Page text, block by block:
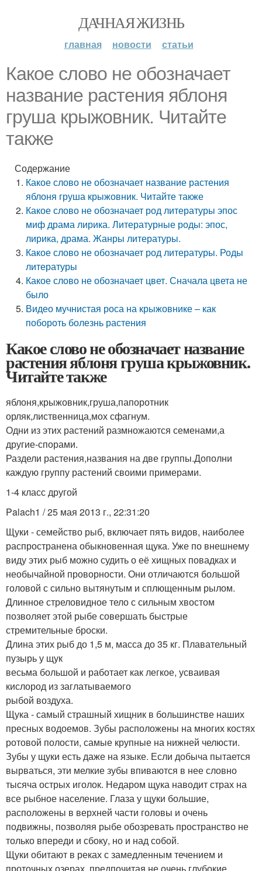
ДАЧНАЯ ЖИЗНЬ
главная новости статьи
Какое слово не обозначает
название растения яблоня
груша крыжовник. Читайте
также
Содержание
Какое слово не обозначает название растения
яблоня груша крыжовник. Читайте также
Какое слово не обозначает род литературы эпос
миф драма лирика. Литературные роды: эпос,
лирика, драма. Жанры литературы.
Какое слово не обозначает род литературы. Роды
литературы
Какое слово не обозначает цвет. Сначала цвета не
было
Видео мучнистая роса на крыжовнике – как
побороть болезнь растения
Какое слово не обозначает название
растения яблоня груша крыжовник.
Читайте также
яблоня,крыжовник,груша,папоротник
орляк,лиственница,мох сфагнум.
Одни из этих растений размножаются семенами,а
другие-спорами.
Раздели растения,названия на две группы.Дополни
каждую группу растений своими примерами.
1-4 класс другой
Palach1 / 25 мая 2013 г., 22:31:20
Щуки - семейство рыб, включает пять видов, наиболее
распространена обыкновенная щука. Уже по внешнему
виду этих рыб можно судить о её хищ­ных повадках и
необычайной проворности. Они отличаются большой
головой с сильно вытянутым и сплющенным рылом.
Длинное стреловидное тело с силь­ным хвостом
позволяет этой рыбе совершать быстрые
стремительные броски.
Длина этих рыб до 1,5 м, масса до 35 кг. Плавательный
пузырь у щук
весьма большой и работает как легкое, усваивая
кислород из заглатываемого
рыбой воздуха.
Щука - самый страшный хищник в большинстве наших
пресных водоемов. Зубы расположены на многих костях
ротовой полости, самые крупные на нижней челюсти.
Зубы у щуки есть даже на языке. Если добыча пытается
вырваться, эти мелкие зубы впиваются в нее словно
тысяча острых иголок. Недаром щука наводит страх на
все рыбное население. Глаза у щуки большие,
расположены в верхней части головы и очень
подвижны, позволяя рыбе обо­зревать пространство не
только впереди и сбоку, но и над собой.
Щуки обитают в реках с замедленным течением и